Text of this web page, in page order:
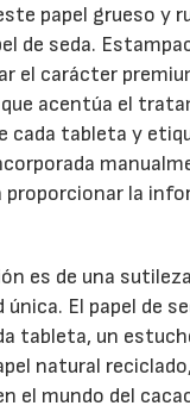
papel grueso y
de seda.
el carácter
acentúa el
cada tableta y
proporcionar la
es de una
El papel de
tableta, un
natural
el mundo del